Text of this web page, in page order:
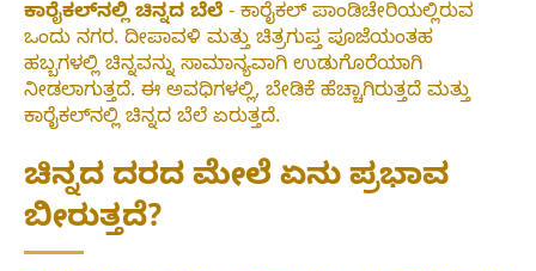
ಕಾರೈಕಲ್‌ನಲ್ಲಿ ಚಿನ್ನದ ಬೆಲೆ - ಕಾರೈಕಲ್ ಪಾಂಡಿಚೇರಿಯಲ್ಲಿರುವ
ಒಂದು ನಗರ. ದೀಪಾವಳಿ ಮತ್ತು ಚಿತ್ರಗುಪ್ತ ಪೂಜೆಯಂತಹ
ಹಬ್ಬಗಳಲ್ಲಿ ಚಿನ್ನವನ್ನು ಸಾಮಾನ್ಯವಾಗಿ ಉಡುಗೊರೆಯಾಗಿ
ನೀಡಲಾಗುತ್ತದೆ. ಈ ಅವಧಿಗಳಲ್ಲಿ, ಬೇಡಿಕೆ ಹೆಚ್ಚಾಗಿರುತ್ತದೆ ಮತ್ತು
ಕಾರೈಕಲ್‌ನಲ್ಲಿ ಚಿನ್ನದ ಬೆಲೆ ಏರುತ್ತದೆ.
ಚಿನ್ನದ ದರದ ಮೇಲೆ ಏನು ಪ್ರಭಾವ
ಬೀರುತ್ತದೆ?